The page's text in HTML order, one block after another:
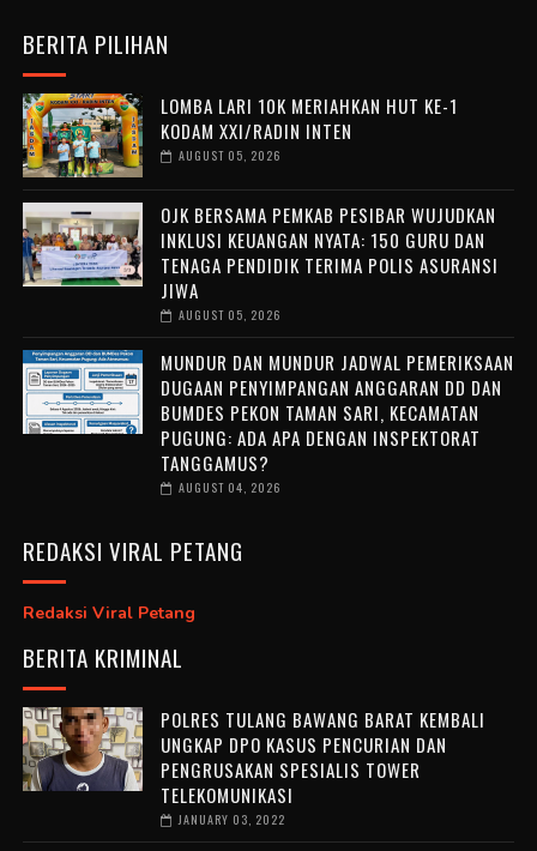
BERITA PILIHAN
LOMBA LARI 10K MERIAHKAN HUT KE-1
KODAM XXI/RADIN INTEN
AUGUST 05, 2026
OJK BERSAMA PEMKAB PESIBAR WUJUDKAN
INKLUSI KEUANGAN NYATA: 150 GURU DAN
TENAGA PENDIDIK TERIMA POLIS ASURANSI
JIWA
AUGUST 05, 2026
MUNDUR DAN MUNDUR JADWAL PEMERIKSAAN
DUGAAN PENYIMPANGAN ANGGARAN DD DAN
BUMDES PEKON TAMAN SARI, KECAMATAN
PUGUNG: ADA APA DENGAN INSPEKTORAT
TANGGAMUS?
AUGUST 04, 2026
REDAKSI VIRAL PETANG
Redaksi Viral Petang
BERITA KRIMINAL
POLRES TULANG BAWANG BARAT KEMBALI
UNGKAP DPO KASUS PENCURIAN DAN
PENGRUSAKAN SPESIALIS TOWER
TELEKOMUNIKASI
JANUARY 03, 2022